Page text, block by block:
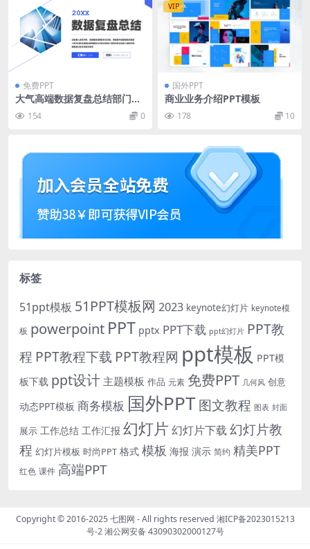
免费PPT
大气高端数据复盘总结部门会
议PPT模板
154 0
VIP
国外PPT
商业业务介绍PPT模板
178 10
标签
51ppt模板 51PPT模板网 2023 keynote幻灯片 keynote模
板 powerpoint PPT pptx PPT下载 ppt幻灯片 PPT教
程 PPT教程下载 PPT教程网 ppt模板 PPT模
板下载 ppt设计 主题模板 作品 元素 免费PPT 几何风 创意
动态PPT模板 商务模板 国外PPT图文教程 图表 封面
展示 工作总结 工作汇报 幻灯片 幻灯片下载 幻灯片教
程 幻灯片模板 时尚PPT 格式 模板 海报 演示 简约 精美PPT
红色 课件 高端PPT
Copyright © 2016-2025七图网 - All rights reserved 湘ICP备2023015213
号-2湘公网安备 43090302000127号